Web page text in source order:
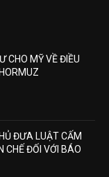
CHO MỸ VỀ ĐIỀU
ĐƯA LUẬT CẤM
CHẾ ĐỐI VỚI BÁO